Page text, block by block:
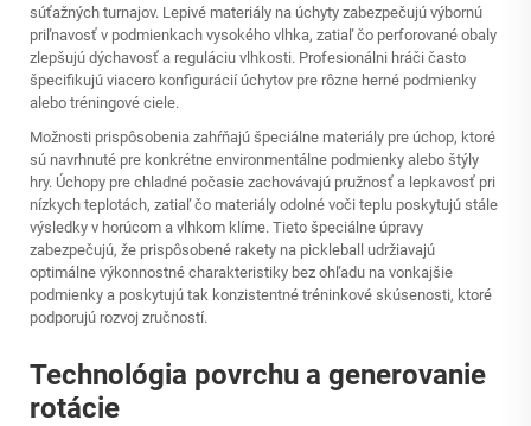
súťažných turnajov. Lepivé materiály na úchyty zabezpečujú výbornú
priľnavosť v podmienkach vysokého vlhka, zatiaľ čo perforované obaly
zlepšujú dýchavosť a reguláciu vlhkosti. Profesionálni hráči často
špecifikujú viacero konfigurácií úchytov pre rôzne herné podmienky
alebo tréningové ciele.
Možnosti prispôsobenia zahŕňajú špeciálne materiály pre úchop, ktoré
sú navrhnuté pre konkrétne environmentálne podmienky alebo štýly
hry. Úchopy pre chladné počasie zachovávajú pružnosť a lepkavosť pri
nízkych teplotách, zatiaľ čo materiály odolné voči teplu poskytujú stále
výsledky v horúcom a vlhkom klíme. Tieto špeciálne úpravy
zabezpečujú, že prispôsobené rakety na pickleball udržiavajú
optimálne výkonnostné charakteristiky bez ohľadu na vonkajšie
podmienky a poskytujú tak konzistentné tréninkové skúsenosti, ktoré
podporujú rozvoj zručností.
Technológia povrchu a generovanie
rotácie